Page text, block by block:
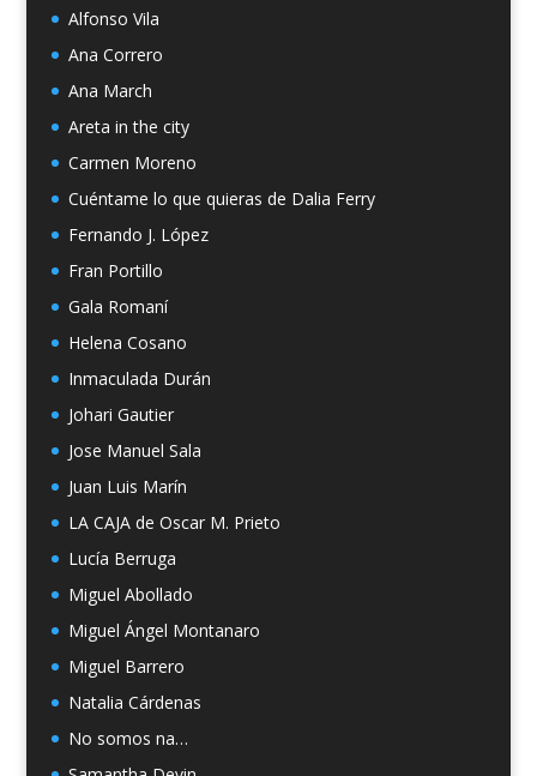
Alfonso Vila
Ana Correro
Ana March
Areta in the city
Carmen Moreno
Cuéntame lo que quieras de Dalia Ferry
Fernando J. López
Fran Portillo
Gala Romaní
Helena Cosano
Inmaculada Durán
Johari Gautier
Jose Manuel Sala
Juan Luis Marín
LA CAJA de Oscar M. Prieto
Lucía Berruga
Miguel Abollado
Miguel Ángel Montanaro
Miguel Barrero
Natalia Cárdenas
No somos na…